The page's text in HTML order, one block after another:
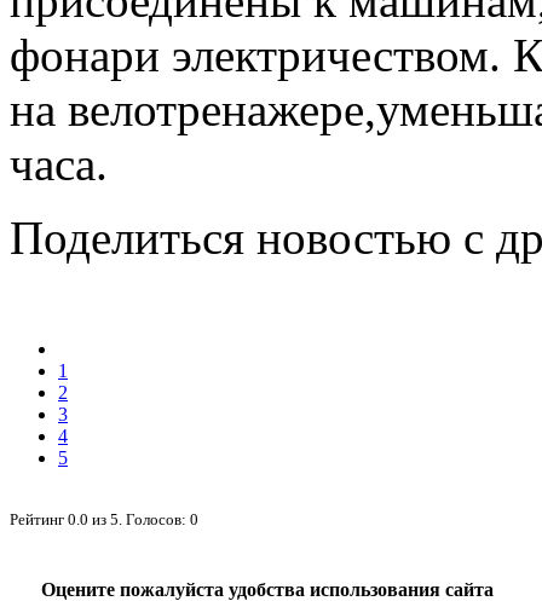
фонари электричеством.
на
часа.
Поделиться новостью с
1
2
3
4
5
Рейтинг 0.0 из 5 . Голосов: 0
Оцените пожалуйста удобства использования сайта